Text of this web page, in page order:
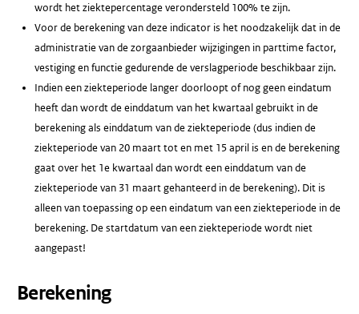
wordt het ziektepercentage verondersteld 100% te zijn.
Voor de berekening van deze indicator is het noodzakelijk dat in de
administratie van de zorgaanbieder wijzigingen in parttime factor,
vestiging en functie gedurende de verslagperiode beschikbaar zijn.
Indien een ziekteperiode langer doorloopt of nog geen eindatum
heeft dan wordt de einddatum van het kwartaal gebruikt in de
berekening als einddatum van de ziekteperiode (dus indien de
ziekteperiode van 20 maart tot en met 15 april is en de berekening
gaat over het 1e kwartaal dan wordt een einddatum van de
ziekteperiode van 31 maart gehanteerd in de berekening). Dit is
alleen van toepassing op een eindatum van een ziekteperiode in de
berekening. De startdatum van een ziekteperiode wordt niet
aangepast!
Berekening